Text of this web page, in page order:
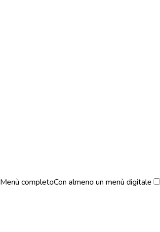
Menù completoCon almeno un menù digitale